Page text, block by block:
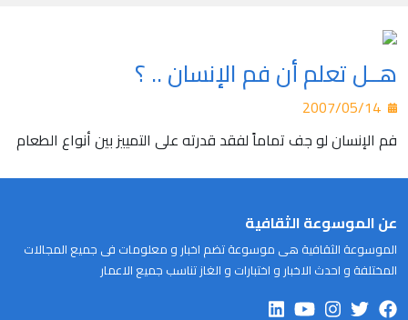
هــل تعلم أن فم الإنسان .. ؟
فم الإنسان لو جف تماماً لفقد قدرته على التمييز بين أنواع الطعام
عن الموسوعة الثقافية
الموسوعة الثقافية هى موسوعة تضم اخبار و معلومات فى جميع المجالات
المختلفة و احدث الاخبار و اختبارات و الغاز تناسب جميع الاعمار